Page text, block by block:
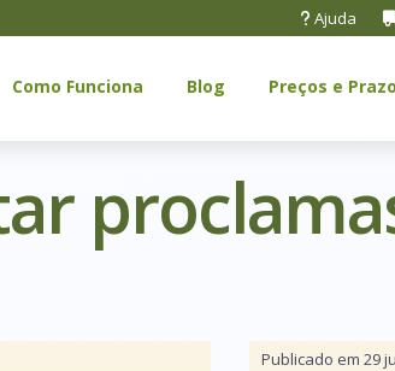
Ajuda
Como Funciona Blog Preços e
Publicado em 29